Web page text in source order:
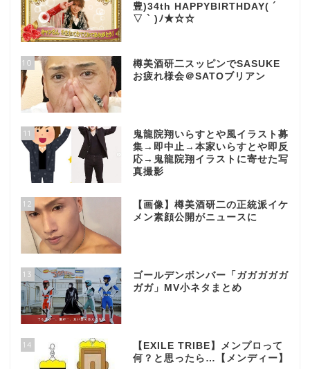
豊)34th HAPPYBIRTHDAY( ´
▽ ` )ﾉ★☆☆
10
樽美酒研二スッピンでSASUKE
お疲れ様会＠SATOブリアン
11
鬼龍院翔いらすとや風イラスト募
集→即中止→本家いらすとや即反
応→鬼龍院翔イラストに寄せた写
真撮影
12
【画像】樽美酒研二の正統派イケ
メン素顔公開がニュースに
13
ゴールデンボンバー「ガガガガガ
ガガ」MV小ネタまとめ
14
【EXILE TRIBE】メンプロって
何？と思ったら…【メンディー】